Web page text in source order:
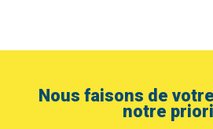
Nous faisons de
notre